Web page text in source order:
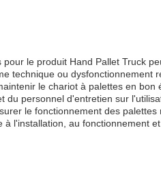
le produit Hand Pallet Truck
technique ou dysfonctionnement
le chariot à palettes en bon
du personnel d'entretien sur
le fonctionnement des palettes
l'installation, au fonctionnement